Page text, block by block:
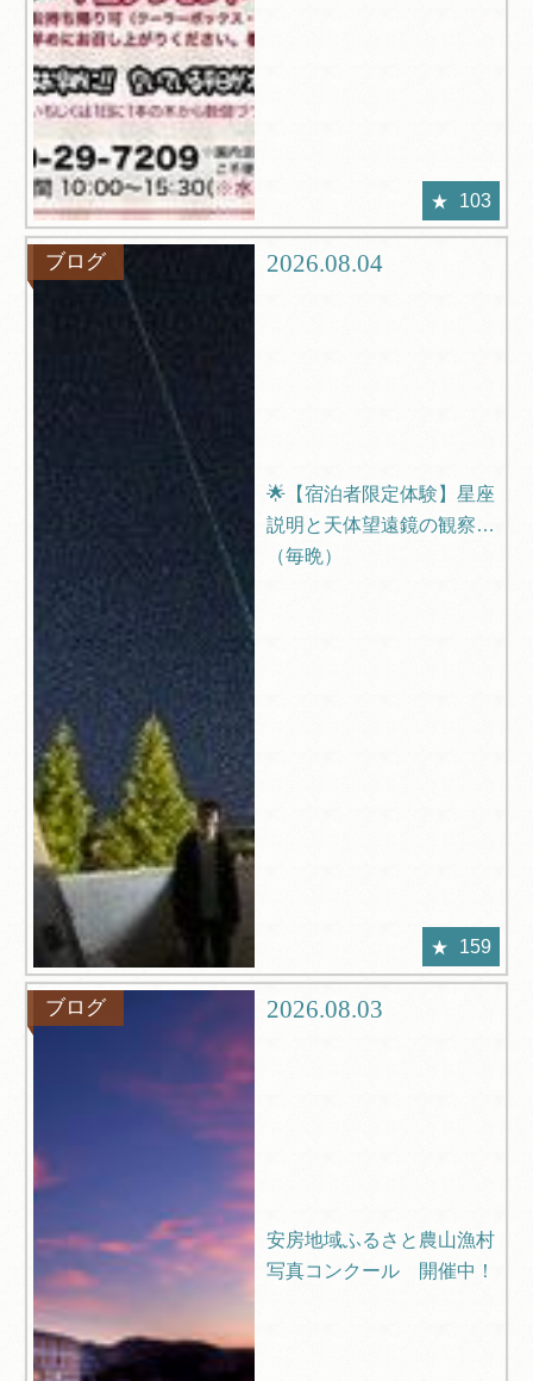
103
ブログ 2026.08.04
🌟【宿泊者限定体験】星座
説明と天体望遠鏡の観察会
（毎晩）
159
ブログ 2026.08.03
安房地域ふるさと農山漁村
写真コンクール 開催中！